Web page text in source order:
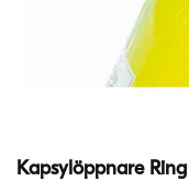
Kapsylöppnare